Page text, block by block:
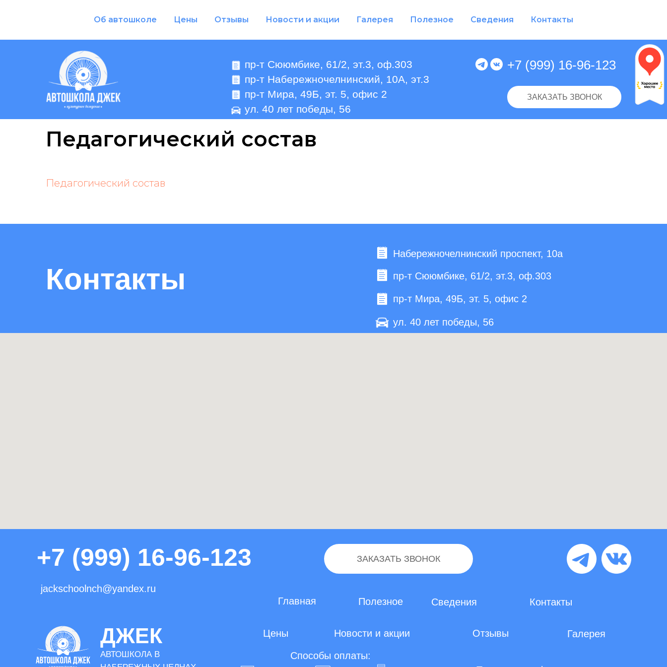
Об автошколе Цены Отзывы Новости и акции Галерея Полезное Сведения Контакты
ЗАКАЗАТЬ ЗВОНОК
пр-т Сююмбике, 61/2, эт.3, оф.303
пр-т Набережночелнинский, 10А, эт.3
пр-т Мира, 49Б, эт. 5, офис 2
ул. 40 лет победы, 56
+7 (999) 16-96-123
Педагогический состав
Педагогический состав
Контакты
Набережночелнинский проспект, 10а
пр-т Сююмбике, 61/2, эт.3, оф.303
пр-т Мира, 49Б, эт. 5, офис 2
ул. 40 лет победы, 56
ДЖЕК
АВТОШКОЛА В
Главная Полезное Контакты
Сведения
Новости и акции Отзывы
ЗАКАЗАТЬ ЗВОНОК
+7 (999) 16-96-123
jackschoolnch@yandex.ru
Галерея
Цены
Способы оплаты: